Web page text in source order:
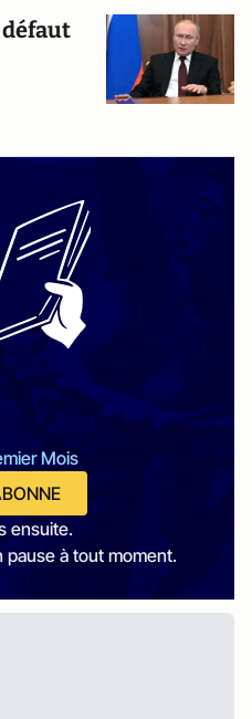
défaut
Mois
ensuite.
à tout moment.